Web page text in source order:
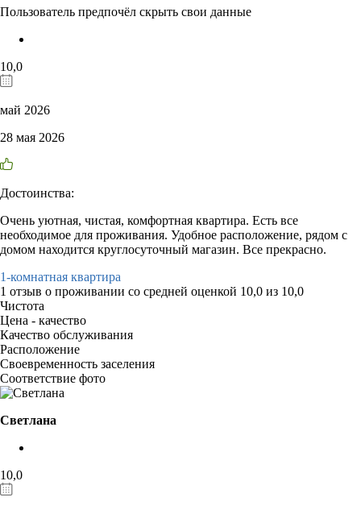
Пользователь предпочёл скрыть свои данные
10,0
май 2026
28 мая 2026
Достоинства:
Очень уютная, чистая, комфортная квартира. Есть все
необходимое для проживания. Удобное расположение, рядом с
домом находится круглосуточный магазин. Все прекрасно.
1-комнатная квартира
1 отзыв о проживании со средней оценкой 10,0 из 10,0
Чистота
Цена - качество
Качество обслуживания
Расположение
Своевременность заселения
Соответствие фото
Светлана
10,0